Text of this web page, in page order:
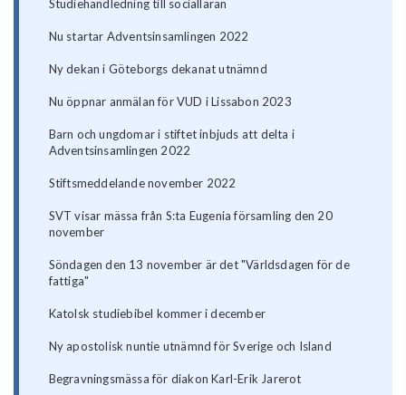
Studiehandledning till socialläran
Nu startar Adventsinsamlingen 2022
Ny dekan i Göteborgs dekanat utnämnd
Nu öppnar anmälan för VUD i Lissabon 2023
Barn och ungdomar i stiftet inbjuds att delta i
Adventsinsamlingen 2022
Stiftsmeddelande november 2022
SVT visar mässa från S:ta Eugenia församling den 20
november
Söndagen den 13 november är det "Världsdagen för de
fattiga"
Katolsk studiebibel kommer i december
Ny apostolisk nuntie utnämnd för Sverige och Island
Begravningsmässa för diakon Karl-Erik Jarerot